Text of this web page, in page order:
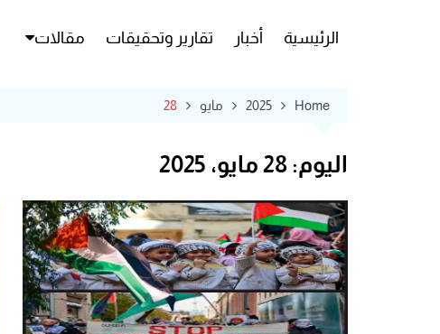
الرئيسية أخبار تقارير وتحقيقات مقالات
Home
2025 مايو 28
اليوم: 28 مايو، 2025